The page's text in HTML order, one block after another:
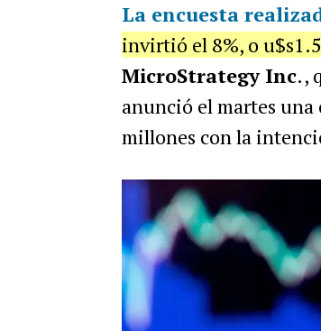
La encuesta
invirtió el 8%, o
MicroStrategy Inc.,
anunció el martes
millones con la